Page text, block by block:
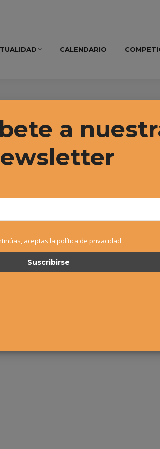
CALENDARIO
a
aceptas la política de privacidad